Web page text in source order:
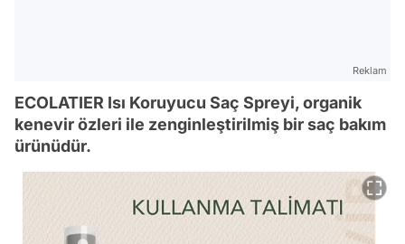
Reklam
ECOLATIER Isı Koruyucu Saç Spreyi, organik
kenevir özleri ile zenginleştirilmiş bir saç bakım
ürünüdür.